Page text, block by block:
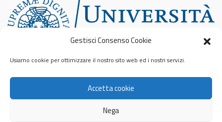
Gestisci Consenso Cookie
Usiamo cookie per ottimizzare il nostro sito web ed i nostri servizi.
Accetta cookie
Nega
Privacy & Cookies: This site uses cookies. By continuing to use this
website, you agree to their use.
To find out more, including how to control cookies, see here: